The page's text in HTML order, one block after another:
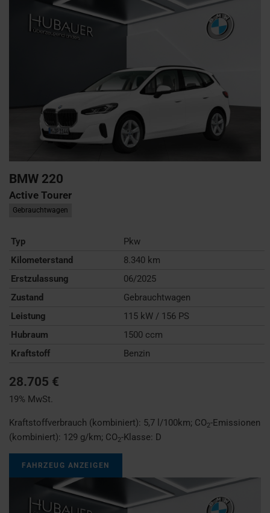
BMW 220
Active Tourer
Gebrauchtwagen
Typ
Pkw
Kilometerstand
8.340 km
Erstzulassung
06/2025
Zustand
Gebrauchtwagen
Leistung
115 kW / 156 PS
Hubraum
1500 ccm
Kraftstoff
Benzin
28.705 €
19% MwSt.
Kraftstoffverbrauch (kombiniert): 5,7 l/100km; CO2-Emissionen
(kombiniert): 129 g/km; CO2-Klasse: D
FAHRZEUG ANZEIGEN